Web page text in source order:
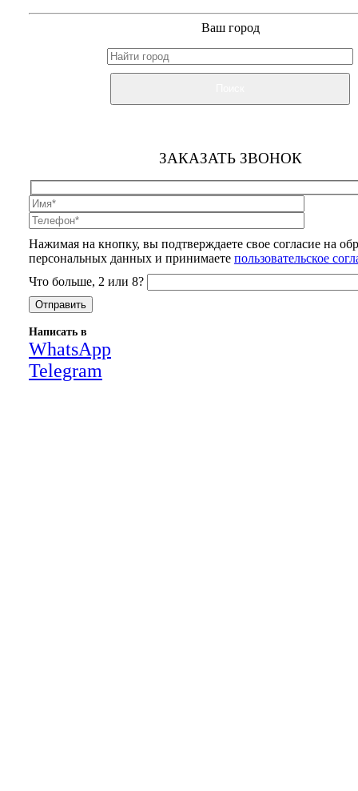
Ваш город
ЗАКАЗАТЬ ЗВОНОК
Нажимая на кнопку, вы подтверждаете свое согласие на
персональных данных и принимаете пользовательское
Что больше, 2 или 8?
Написать в
WhatsApp
Telegram